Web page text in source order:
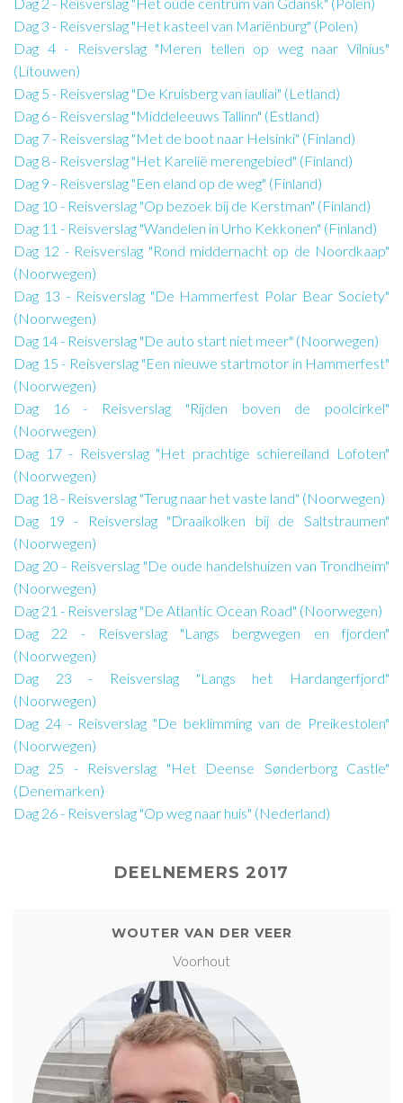
Dag 3 - Reisverslag "Het kasteel van Mariënburg" (Polen)
Dag 4 - Reisverslag "Meren tellen op weg naar Vilnius"
(Litouwen)
Dag 5 - Reisverslag "De Kruisberg van iauliai" (Letland)
Dag 6 - Reisverslag "Middeleeuws Tallinn" (Estland)
Dag 7 - Reisverslag "Met de boot naar Helsinki" (Finland)
Dag 8 - Reisverslag "Het Karelië merengebied" (Finland)
Dag 9 - Reisverslag "Een eland op de weg" (Finland)
Dag 10 - Reisverslag "Op bezoek bij de Kerstman" (Finland)
Dag 11 - Reisverslag "Wandelen in Urho Kekkonen" (Finland)
Dag 12 - Reisverslag "Rond middernacht op de Noordkaap"
(Noorwegen)
Dag 13 - Reisverslag "De Hammerfest Polar Bear Society"
(Noorwegen)
Dag 14 - Reisverslag "De auto start niet meer" (Noorwegen)
Dag 15 - Reisverslag "Een nieuwe startmotor in Hammerfest"
(Noorwegen)
Dag 16 - Reisverslag "Rijden boven de poolcirkel"
(Noorwegen)
Dag 17 - Reisverslag "Het prachtige schiereiland Lofoten"
(Noorwegen)
Dag 18 - Reisverslag "Terug naar het vaste land" (Noorwegen)
Dag 19 - Reisverslag "Draaikolken bij de Saltstraumen"
(Noorwegen)
Dag 20 - Reisverslag "De oude handelshuizen van Trondheim"
(Noorwegen)
Dag 21 - Reisverslag "De Atlantic Ocean Road" (Noorwegen)
Dag 22 - Reisverslag "Langs bergwegen en fjorden"
(Noorwegen)
Dag 23 - Reisverslag "Langs het Hardangerfjord"
(Noorwegen)
Dag 24 - Reisverslag "De beklimming van de Preikestolen"
(Noorwegen)
Dag 25 - Reisverslag "Het Deense Sønderborg Castle"
(Denemarken)
Dag 26 - Reisverslag "Op weg naar huis" (Nederland)
DEELNEMERS 2017
WOUTER VAN DER VEER
Voorhout